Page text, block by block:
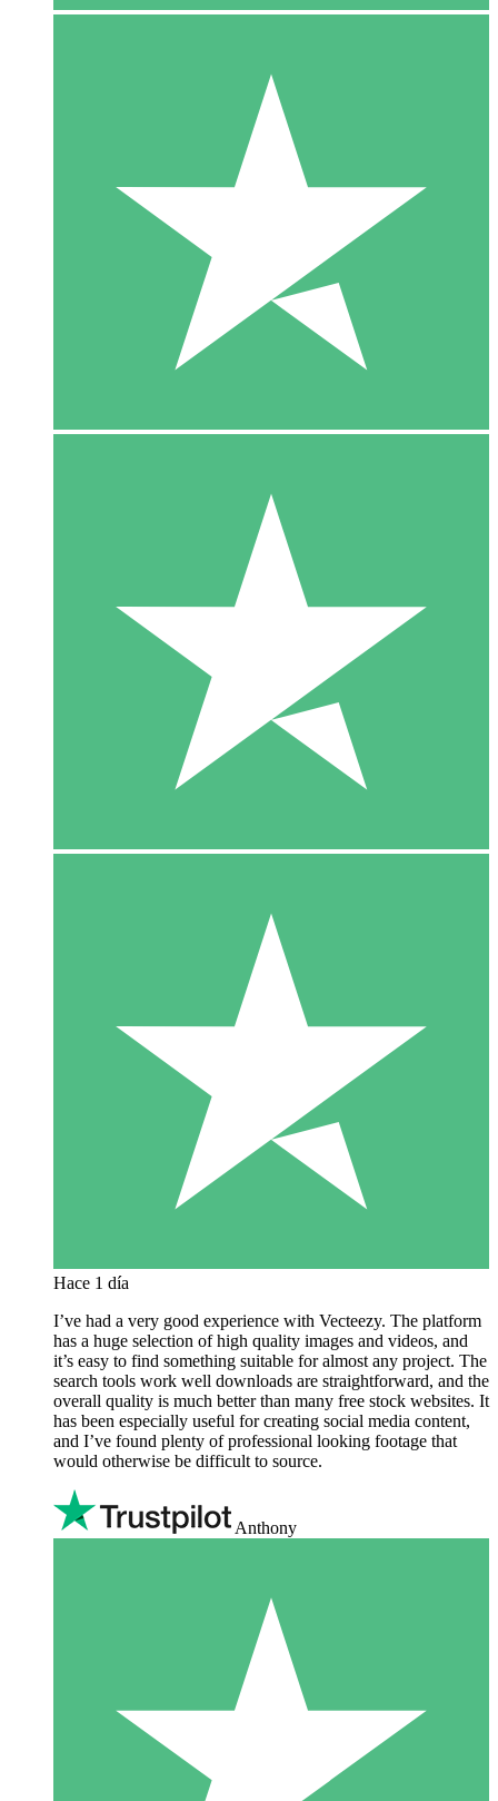
Hace 1 día
I’ve had a very good experience with Vecteezy. The platform
has a huge selection of high quality images and videos, and
it’s easy to find something suitable for almost any project. The
search tools work well downloads are straightforward, and the
overall quality is much better than many free stock websites. It
has been especially useful for creating social media content,
and I’ve found plenty of professional looking footage that
would otherwise be difficult to source.
Anthony